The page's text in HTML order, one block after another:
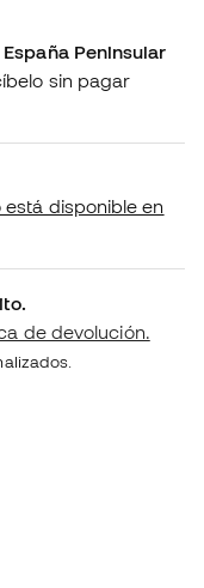
Peninsular
sin pagar
disponible en
de devolución.